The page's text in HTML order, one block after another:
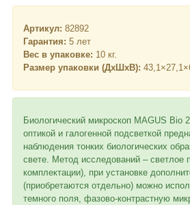
Артикул: 82892
Гарантия: 5 лет
Вес в упаковке: 10 кг.
Размер упаковки (ДхШхВ):
Биологический микроскоп MAGUS Bio
оптикой и галогенной подсветкой
наблюдения тонких биологических
свете. Метод исследований – светлое
комплектации), при установке
(приобретаются отдельно) можно
темного поля, фазово-контрастную